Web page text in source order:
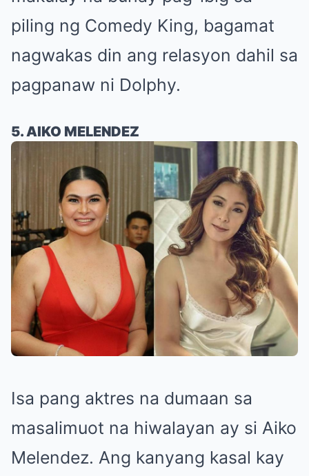
piling ng Comedy King, bagamat
nagwakas din ang relasyon dahil sa
pagpanaw ni Dolphy.
5. AIKO MELENDEZ
Isa pang aktres na dumaan sa
masalimuot na hiwalayan ay si Aiko
Melendez. Ang kanyang kasal kay